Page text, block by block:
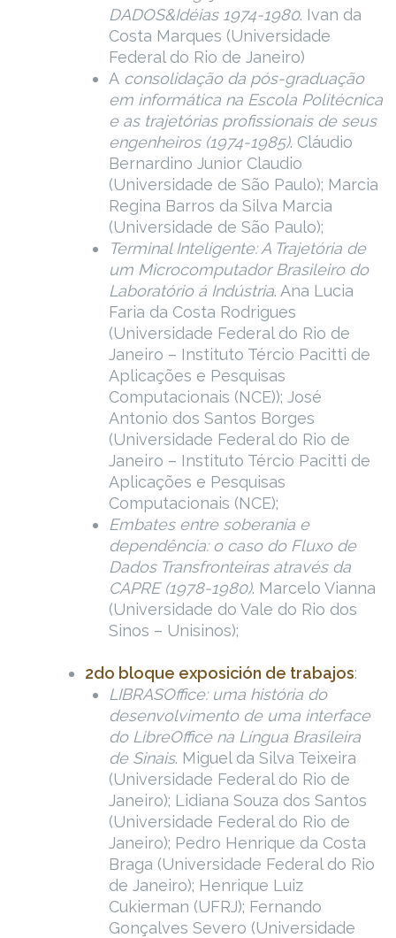
DADOS&Idéias 1974-1980. Ivan da
Costa Marques (Universidade
Federal do Rio de Janeiro)
A consolidação da pós-graduação
em informática na Escola Politécnica
e as trajetórias profissionais de seus
engenheiros (1974-1985). Cláudio
Bernardino Junior Claudio
(Universidade de São Paulo); Marcia
Regina Barros da Silva Marcia
(Universidade de São Paulo);
Terminal Inteligente: A Trajetória de
um Microcomputador Brasileiro do
Laboratório á Indústria. Ana Lucia
Faria da Costa Rodrigues
(Universidade Federal do Rio de
Janeiro – Instituto Tércio Pacitti de
Aplicações e Pesquisas
Computacionais (NCE)); José
Antonio dos Santos Borges
(Universidade Federal do Rio de
Janeiro – Instituto Tércio Pacitti de
Aplicações e Pesquisas
Computacionais (NCE);
Embates entre soberania e
dependência: o caso do Fluxo de
Dados Transfronteiras através da
CAPRE (1978-1980). Marcelo Vianna
(Universidade do Vale do Rio dos
Sinos – Unisinos);
2do bloque exposición de trabajos:
LIBRASOffice: uma história do
desenvolvimento de uma interface
do LibreOffice na Língua Brasileira
de Sinais. Miguel da Silva Teixeira
(Universidade Federal do Rio de
Janeiro); Lidiana Souza dos Santos
(Universidade Federal do Rio de
Janeiro); Pedro Henrique da Costa
Braga (Universidade Federal do Rio
de Janeiro); Henrique Luiz
Cukierman (UFRJ); Fernando
Gonçalves Severo (Universidade